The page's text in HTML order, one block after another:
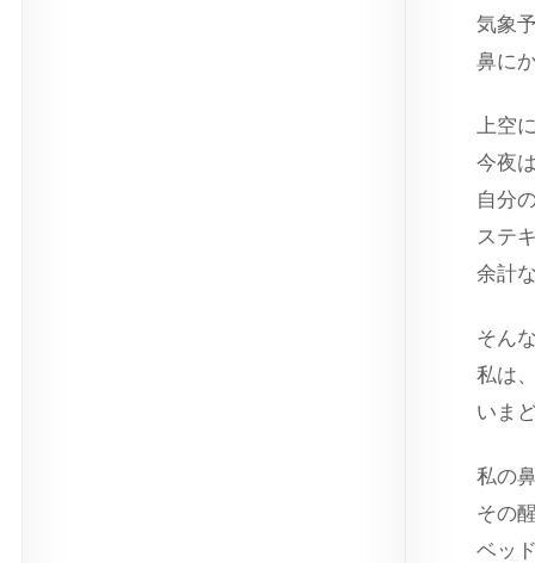
気象
鼻に
上空
今夜
自分
ステ
余計
そん
私は
いま
私の
その
ベッ